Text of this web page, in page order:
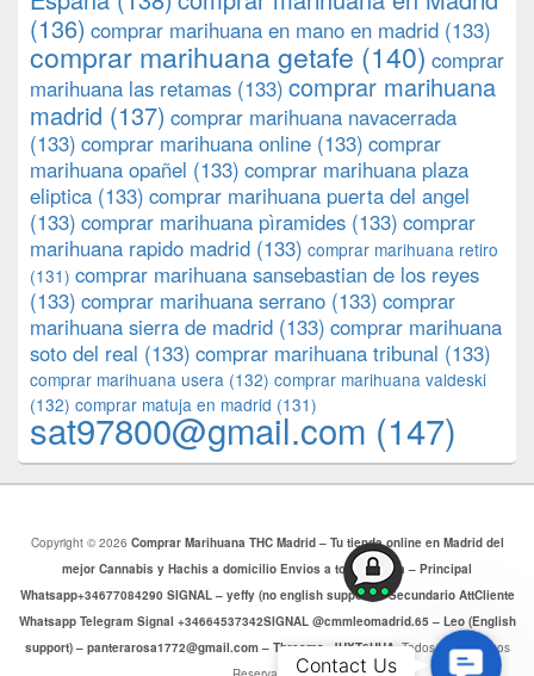
(136) comprar marihuana en mano en madrid (133)
comprar marihuana getafe (140) comprar
marihuana las retamas (133) comprar marihuana
madrid (137) comprar marihuana navacerrada
(133) comprar marihuana online (133) comprar
marihuana opañel (133) comprar marihuana plaza
eliptica (133) comprar marihuana puerta del angel
(133) comprar marihuana pìramides (133) comprar
marihuana rapido madrid (133) comprar marihuana retiro
(131) comprar marihuana sansebastian de los reyes
(133) comprar marihuana serrano (133) comprar
marihuana sierra de madrid (133) comprar marihuana
soto del real (133) comprar marihuana tribunal (133)
comprar marihuana usera (132) comprar marihuana valdeski
(132) comprar matuja en madrid (131)
sat97800@gmail.com (147)
Copyright © 2026 Comprar Marihuana THC Madrid – Tu tienda online en Madrid del
mejor Cannabis y Hachis a domicilio Envios a toda Europa – Principal
Whatsapp+34677084290 SIGNAL – yeffy (no english support) – Secundario AttCliente
Whatsapp Telegram Signal +34664537342SIGNAL @cmmleomadrid.65 – Leo (English
support) – panterarosa1772@gmail.com – Threema: JHXT6HHA. Todos los Derechos
Contact Us